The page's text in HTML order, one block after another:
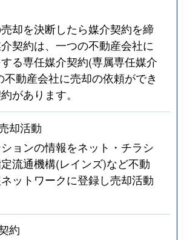
却を決断したら媒介契約を締
契約は、一つの不動産会社に
る専任媒介契約(専属専任媒介
不動産会社に売却の依頼ができ
があります。
却活動
ョンの情報をネット・チラシ
流通機構(レインズ)など不動
ットワークに登録し売却活動
約